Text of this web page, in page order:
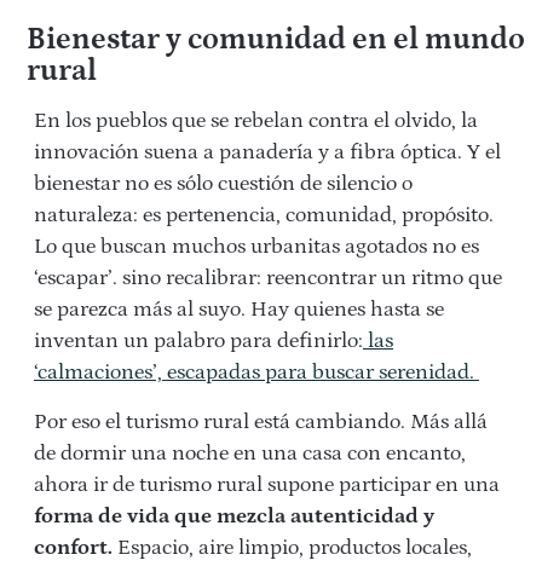
Bienestar y comunidad en el mundo
rural
En los pueblos que se rebelan contra el olvido, la
innovación suena a panadería y a fibra óptica. Y el
bienestar no es sólo cuestión de silencio o
naturaleza: es pertenencia, comunidad, propósito.
Lo que buscan muchos urbanitas agotados no es
‘escapar’. sino recalibrar: reencontrar un ritmo que
se parezca más al suyo. Hay quienes hasta se
inventan un palabro para definirlo: las
‘calmaciones’, escapadas para buscar serenidad.
Por eso el turismo rural está cambiando. Más allá
de dormir una noche en una casa con encanto,
ahora ir de turismo rural supone participar en una
forma de vida que mezcla autenticidad y
confort. Espacio, aire limpio, productos locales,